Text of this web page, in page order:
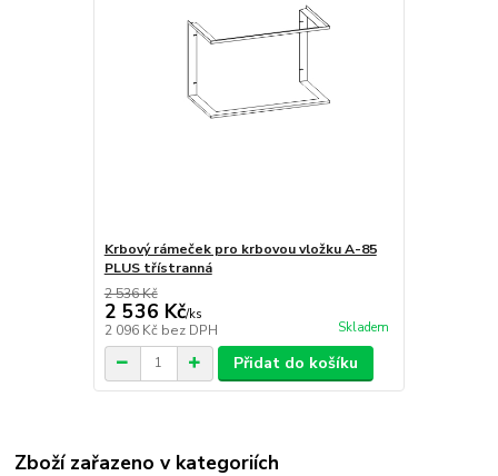
Krbový rámeček pro krbovou vložku A-85
PLUS třístranná
2 536 Kč
2 536 Kč/ks
2 096 Kč bez DPH Skladem
Přidat do košíku
Zboží zařazeno v kategoriích